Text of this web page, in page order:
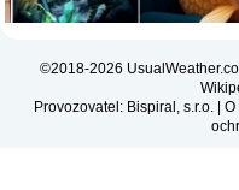
©2018-2026
Provozovatel: Bispiral, s.r.o. | O